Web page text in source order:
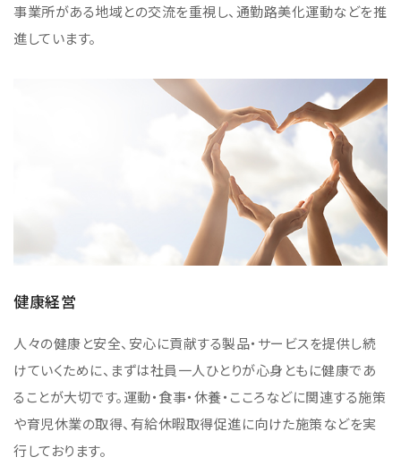
定量NMR (qNMR)
マルチイオン化-未知物質解析システム JMS-T2000GC
電子ビーム描画装置 (可変・スポット)
ライフサイエンス解析装置
クライオ電子顕微鏡
透過電子顕微鏡 (TEM)
アップグレード
微細な世界（電子顕微鏡画像集）
コラム
日本電子ニュース｜技術情報誌
派遣登録
事業所がある地域との交流を重視し、通勤路美化運動などを推
進しています。
健康経営
人々の健康と安全、安心に貢献する製品・サービスを提供し続
けていくために、まずは社員一人ひとりが心身ともに健康であ
ることが大切です。運動・食事・休養・こころなどに関連する施策
や育児休業の取得、有給休暇取得促進に向けた施策などを実
行しております。